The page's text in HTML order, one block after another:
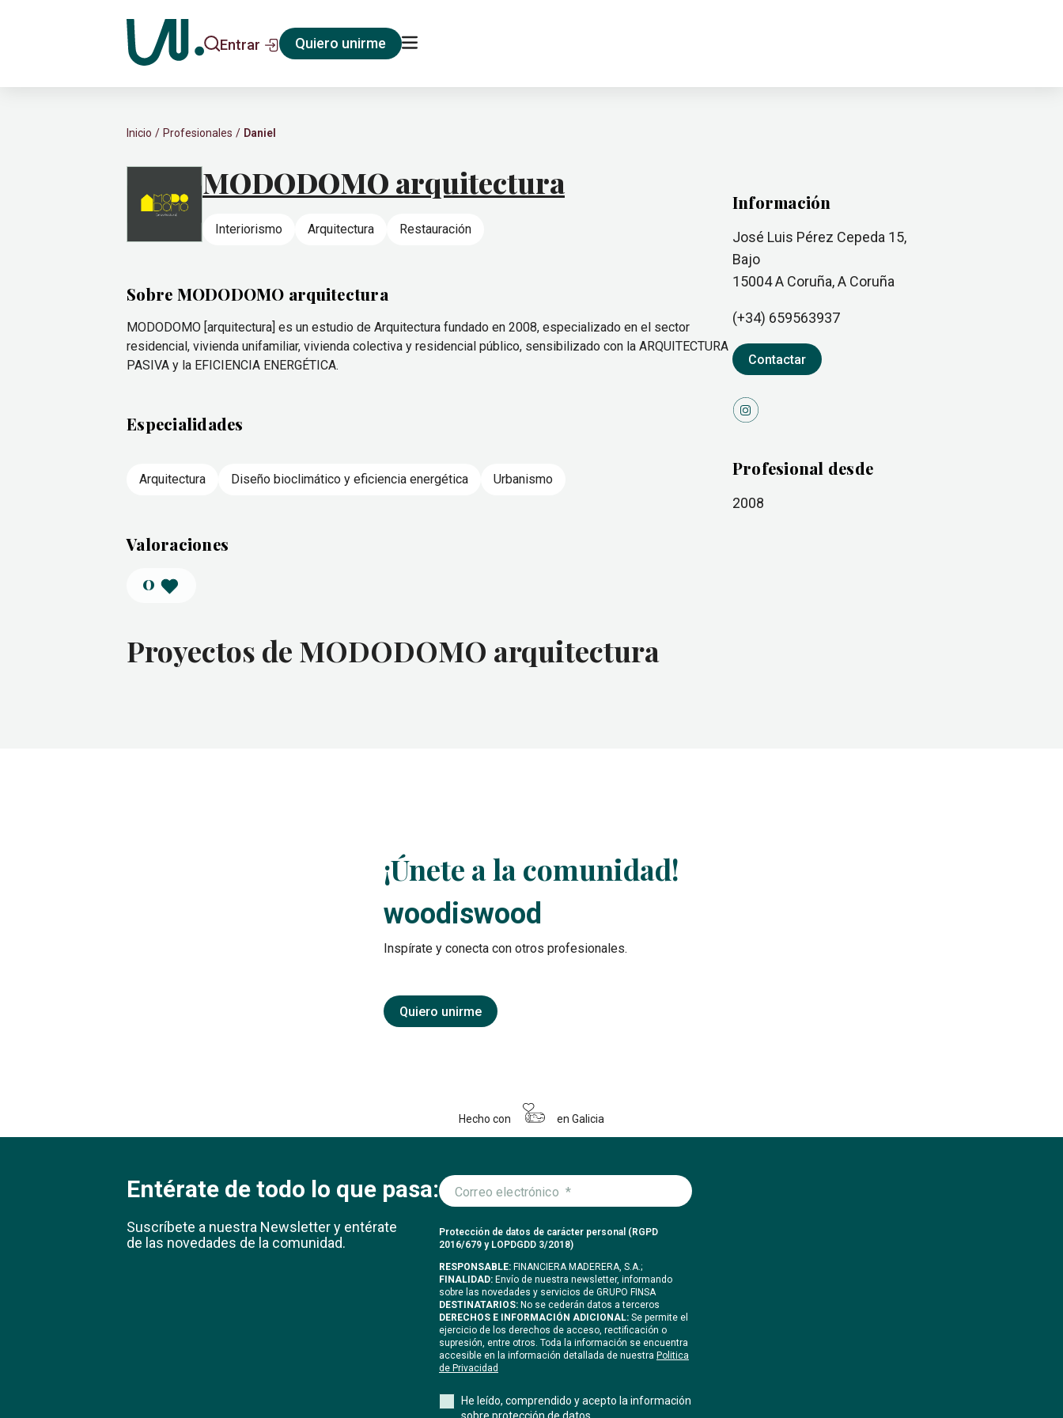
Entrar Quiero unirme
Inicio Profesionales Daniel
MODODOMO arquitectura
Interiorismo Arquitectura Restauración
Sobre MODODOMO arquitectura
MODODOMO [arquitectura] es un estudio de Arquitectura fundado en 2008, especializado en el sector
residencial, vivienda unifamiliar, vivienda colectiva y residencial público, sensibilizado con la ARQUITECTURA
PASIVA y la EFICIENCIA ENERGÉTICA.
Especialidades
Arquitectura Diseño bioclimático y eficiencia energética Urbanismo
Valoraciones
0
Información
José Luis Pérez Cepeda 15,
Bajo
15004 A Coruña, A Coruña
(+34) 659563937
Contactar
Profesional desde
2008
Proyectos de MODODOMO arquitectura
¡Únete a la comunidad!
woodiswood
Inspírate y conecta con otros profesionales.
Quiero unirme
Hecho con en Galicia
Entérate de todo lo que pasa:
Suscríbete a nuestra Newsletter y entérate
de las novedades de la comunidad.
Protección de datos de carácter personal (RGPD
2016/679 y LOPDGDD 3/2018)
RESPONSABLE: FINANCIERA MADERERA, S.A.;
FINALIDAD: Envío de nuestra newsletter, informando
sobre las novedades y servicios de GRUPO FINSA
DESTINATARIOS: No se cederán datos a terceros
DERECHOS E INFORMACIÓN ADICIONAL: Se permite el
ejercicio de los derechos de acceso, rectificación o
supresión, entre otros. Toda la información se encuentra
accesible en la información detallada de nuestra Politica
de Privacidad
He leído, comprendido y acepto la información